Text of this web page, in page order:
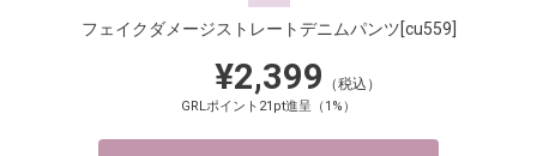
フェイクダメージストレートデニムパンツ[cu559]
¥2,399 （税込）
GRLポイント21pt進呈（1%）